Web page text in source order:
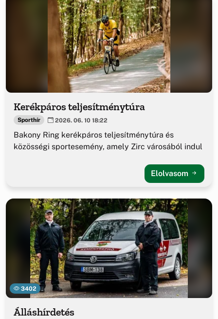
Kerékpáros teljesítménytúra
Sporthír 2026. 06. 10 18:22
Bakony Ring kerékpáros teljesítménytúra és
közösségi sportesemény, amely Zirc városából indul
Elolvasom
3402
Álláshírdetés